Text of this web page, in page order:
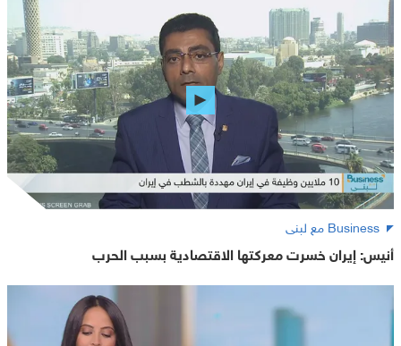
Business مع لبنى
أنيس: إيران خسرت معركتها الاقتصادية بسبب الحرب